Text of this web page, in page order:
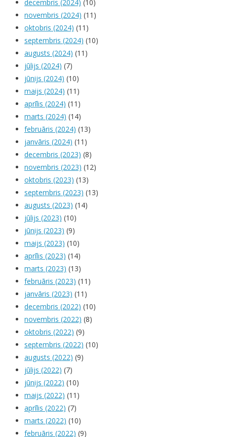
decembris (2024) (10)
novembris (2024) (11)
oktobris (2024) (11)
septembris (2024) (10)
augusts (2024) (11)
jūlijs (2024) (7)
jūnijs (2024) (10)
maijs (2024) (11)
aprīlis (2024) (11)
marts (2024) (14)
februāris (2024) (13)
janvāris (2024) (11)
decembris (2023) (8)
novembris (2023) (12)
oktobris (2023) (13)
septembris (2023) (13)
augusts (2023) (14)
jūlijs (2023) (10)
jūnijs (2023) (9)
maijs (2023) (10)
aprīlis (2023) (14)
marts (2023) (13)
februāris (2023) (11)
janvāris (2023) (11)
decembris (2022) (10)
novembris (2022) (8)
oktobris (2022) (9)
septembris (2022) (10)
augusts (2022) (9)
jūlijs (2022) (7)
jūnijs (2022) (10)
maijs (2022) (11)
aprīlis (2022) (7)
marts (2022) (10)
februāris (2022) (9)